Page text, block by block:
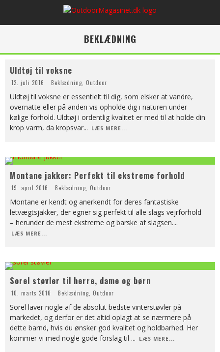
BEKLÆDNING
Uldtøj til voksne
12. juli 2016 Beklædning Outdoor
Uldtøj til voksne er essentielt til dig, som elsker at vandre,
overnatte eller på anden vis opholde dig i naturen under
kølige forhold. Uldtøj i ordentlig kvalitet er med til at holde din
krop varm, da kropsvar... LÆS MERE...
Montane jakker: Perfekt til ekstreme forhold
19. april 2016 Beklædning Outdoor
Montane er kendt og anerkendt for deres fantastiske
letvægtsjakker, der egner sig perfekt til alle slags vejrforhold
– herunder de mest ekstreme og barske af slagsen....
LÆS MERE...
Sorel støvler til herre, dame og børn
10. marts 2016 Beklædning Outdoor
Sorel laver nogle af de absolut bedste vinterstøvler på
markedet, og derfor er det altid oplagt at se nærmere på
dette barnd, hvis du ønsker god kvalitet og holdbarhed. Her
kommer vi med nogle gode forslag til ... LÆS MERE...